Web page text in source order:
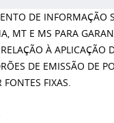
DE INFORMAÇÃO
MT E MS PARA
À APLICAÇÃO
DE EMISSÃO DE
FONTES FIXAS.